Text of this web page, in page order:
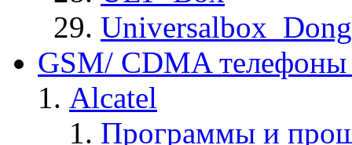
GSM/ CDMA
Alcatel
Программы и